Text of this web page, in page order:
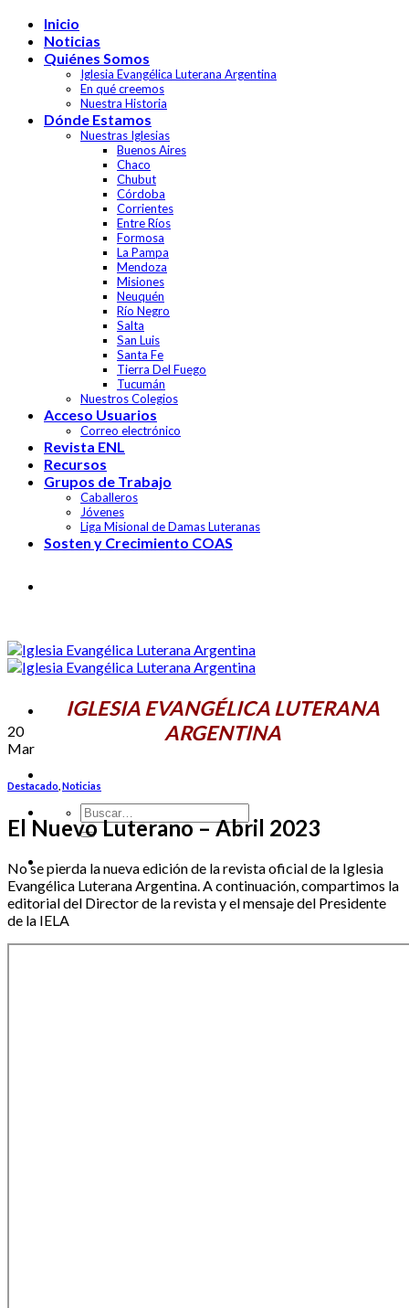
Skip
content
Inicio
Noticias
Quiénes Somos
Iglesia Evangélica Luterana Argentina
En qué creemos
Nuestra Historia
Dónde Estamos
Nuestras Iglesias
Buenos Aires
Chaco
Chubut
Córdoba
Corrientes
Entre Ríos
Formosa
La Pampa
Mendoza
Misiones
Neuquén
Río Negro
Salta
San Luis
Santa Fe
Tierra Del Fuego
Tucumán
Nuestros Colegios
Acceso Usuarios
Correo electrónico
Revista ENL
Recursos
Grupos de Trabajo
Caballeros
Jóvenes
Liga Misional de Damas Luteranas
Sosten y Crecimiento COAS
IGLESIA EVANGÉLICA LUTERANA
ARGENTINA
20
Mar
Destacado Noticias
El Nuevo Luterano – Abril 2023
No se pierda la nueva edición de la revista oficial de la Iglesia
Evangélica Luterana Argentina. A continuación, compartimos la
editorial del Director de la revista y el mensaje del Presidente
de la IELA